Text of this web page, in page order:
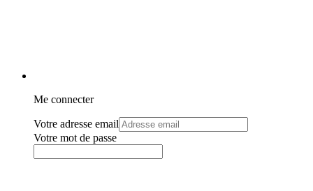
Me connecter
Votre adresse email
Votre mot de passe